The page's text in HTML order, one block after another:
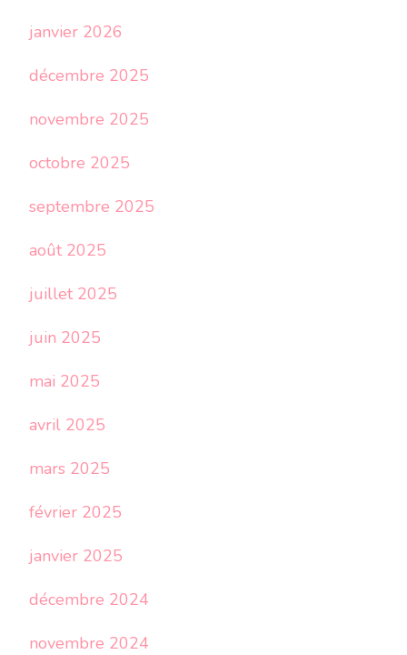
janvier 2026
décembre 2025
novembre 2025
octobre 2025
septembre 2025
août 2025
juillet 2025
juin 2025
mai 2025
avril 2025
mars 2025
février 2025
janvier 2025
décembre 2024
novembre 2024